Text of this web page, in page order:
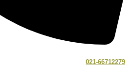
021-66712279